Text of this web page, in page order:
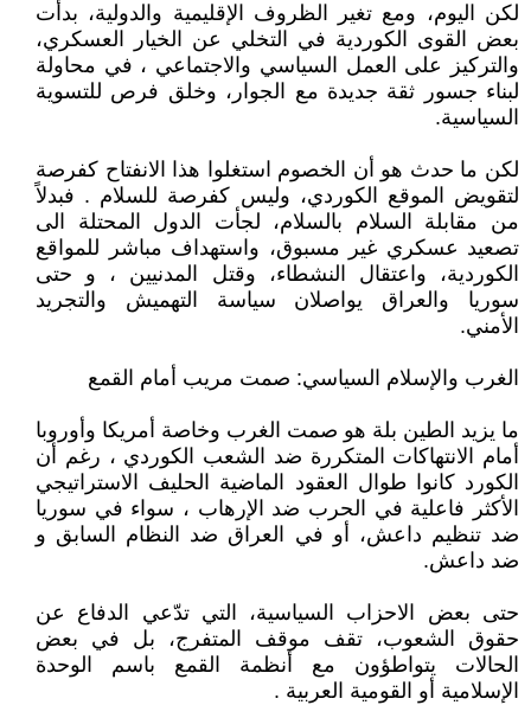
لكن اليوم، ومع تغير الظروف الإقليمية والدولية، بدأت
بعض القوى الكوردية في التخلي عن الخيار العسكري،
والتركيز على العمل السياسي والاجتماعي ، في محاولة
لبناء جسور ثقة جديدة مع الجوار، وخلق فرص للتسوية
السياسية.
لكن ما حدث هو أن الخصوم استغلوا هذا الانفتاح كفرصة
لتقويض الموقع الكوردي، وليس كفرصة للسلام . فبدلاً
من مقابلة السلام بالسلام، لجأت الدول المحتلة الى
تصعيد عسكري غير مسبوق، واستهداف مباشر للمواقع
الكوردية، واعتقال النشطاء، وقتل المدنيين ، و حتى
سوريا والعراق يواصلان سياسة التهميش والتجريد
الأمني.
الغرب والإسلام السياسي: صمت مريب أمام القمع
ما يزيد الطين بلة هو صمت الغرب وخاصة أمريكا وأوروبا
أمام الانتهاكات المتكررة ضد الشعب الكوردي ، رغم أن
الكورد كانوا طوال العقود الماضية الحليف الاستراتيجي
الأكثر فاعلية في الحرب ضد الإرهاب ، سواء في سوريا
ضد تنظيم داعش، أو في العراق ضد النظام السابق و
ضد داعش.
حتى بعض الاحزاب السياسية، التي تدّعي الدفاع عن
حقوق الشعوب، تقف موقف المتفرج، بل في بعض
الحالات يتواطؤون مع أنظمة القمع باسم الوحدة
الإسلامية أو القومية العربية .